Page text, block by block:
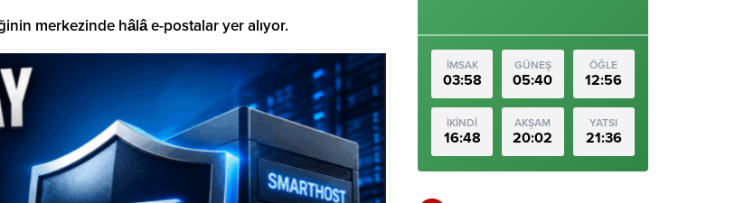
merkezinde hâlâ e-postalar yer alıyor.
İMSAK
03:58
GÜNEŞ
05:40
ÖĞLE
12:56
İKİNDİ
16:48
AKŞAM
20:02
YATSI
21:36